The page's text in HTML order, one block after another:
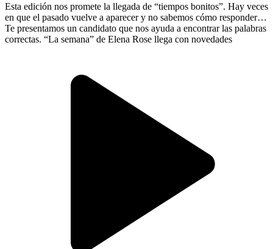
Esta edición nos promete la llegada de “tiempos bonitos”. Hay veces
en que el pasado vuelve a aparecer y no sabemos cómo responder.
Te presentamos un candidato que nos ayuda a encontrar las palabras
correctas. “La semana” de Elena Rose llega con novedades